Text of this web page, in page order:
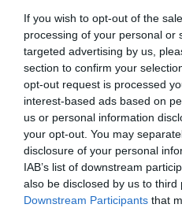
If you wish to opt-out of the
processing of your personal or
targeted advertising by us,
section to confirm your
opt-out request is processed
interest-based ads based on
us or personal information
your opt-out. You may
disclosure of your personal
IAB’s list of downstream
also be disclosed by us to third
Downstream Participants that
Σαν σήμερα - 10
στο Google
και μάθετε
ειδήσεις